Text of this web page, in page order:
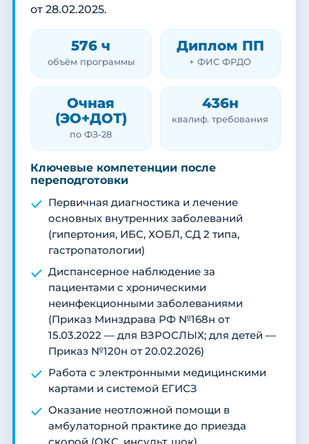
от 28.02.2025.
576 ч
объём программы
Диплом ПП
+ ФИС ФРДО
Очная
(ЭО+ДОТ)
по ФЗ-28
436н
квалиф. требования
Ключевые компетенции после
переподготовки
Первичная диагностика и лечение
основных внутренних заболеваний
(гипертония, ИБС, ХОБЛ, СД 2 типа,
гастропатологии)
Диспансерное наблюдение за
пациентами с хроническими
неинфекционными заболеваниями
(Приказ Минздрава РФ №168н от
15.03.2022 — для ВЗРОСЛЫХ; для детей —
Приказ №120н от 20.02.2026)
Работа с электронными медицинскими
картами и системой ЕГИСЗ
Оказание неотложной помощи в
амбулаторной практике до приезда